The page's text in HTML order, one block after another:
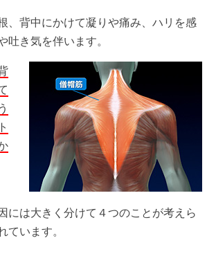
、背中にかけて凝りや痛み、ハリを感
吐き気を伴います。
には大きく分けて４つのことが考えら
ています。